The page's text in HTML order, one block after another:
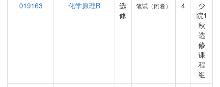
019163
化学原理B
选
修
笔试（闭卷） 4
少
院1
秋
选
修
课
程
组